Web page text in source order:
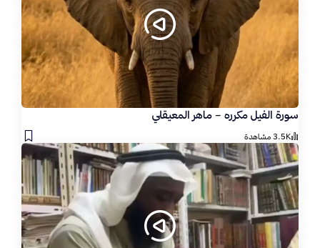
سورة الفيل مكرره – ماهر المعيقلي
3.5K مشاهدة